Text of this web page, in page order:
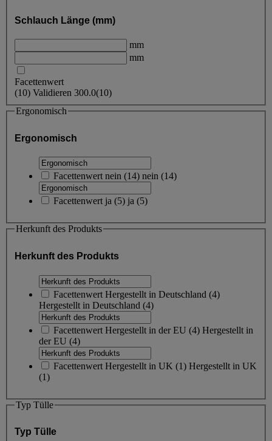
Schlauch Länge (mm)
mm
mm
Facettenwert
(10) Validieren 300.0(10)
Ergonomisch
Ergonomisch
Facettenwert nein (14) nein (14)
Facettenwert ja (5) ja (5)
Herkunft des Produkts
Herkunft des Produkts
Facettenwert Hergestellt in Deutschland (4)
Hergestellt in Deutschland (4)
Facettenwert Hergestellt in der EU (4) Hergestellt in
der EU (4)
Facettenwert Hergestellt in UK (1) Hergestellt in UK
(1)
Typ Tülle
Typ Tülle